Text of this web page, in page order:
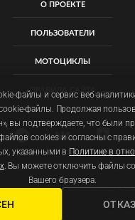
О ПРОЕКТЕ
ПОЛЬЗОВАТЕЛИ
МОТОЦИКЛЫ
ПРАВИЛА САЙТА
Политика обработки
1257700092011 ИНН: 9719077129
МОТОЦИКЛОВ МОГУТ
файлы и сервис веб-
файлы. Продолжая
вы подтверждаете, что были
cookies и согласны с
указанными в Политике в
. Вы можете отключить файлы
Вашего браузера.